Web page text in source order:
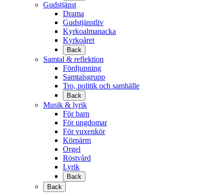
Gudstjänst
Drama
Gudstjänstliv
Kyrkoalmanacka
Kyrkoåret
Back
Samtal & reflektion
Fördjupning
Samtalsgrupp
Tro, politik och samhälle
Back
Musik & lyrik
För barn
För ungdomar
För vuxenkör
Körpärm
Orgel
Röstvård
Lyrik
Back
Back